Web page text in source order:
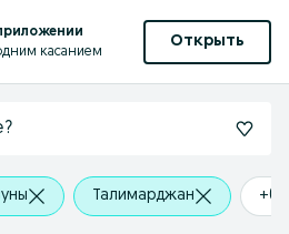
касанием
Открыть
Талимарджан +0